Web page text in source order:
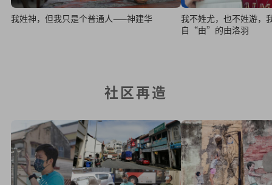
我姓神，但我只是个普通人——神建华
我不姓尤，也不姓游，
自“由”的由洛羽
社区再造